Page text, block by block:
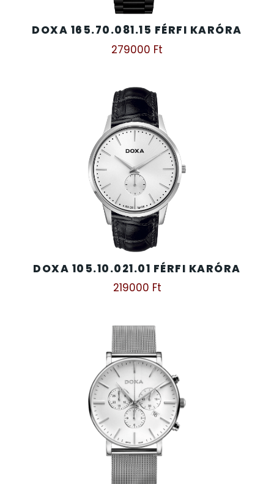
DOXA 165.70.081.15 FÉRFI KARÓRA
279000 Ft
DOXA 105.10.021.01 FÉRFI KARÓRA
219000 Ft